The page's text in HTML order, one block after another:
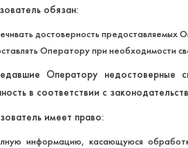
обязан:
достоверность
Оператору при необходимости
Оператору недостоверные
в соответствии с
имеет право:
информацию, касающуюся